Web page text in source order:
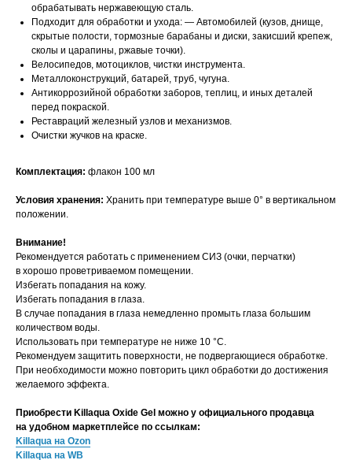
обрабатывать нержавеющую сталь.
Подходит для обработки и ухода: — Автомобилей (кузов, днище,
скрытые полости, тормозные барабаны и диски, закисший крепеж,
сколы и царапины, ржавые точки).
Велосипедов, мотоциклов, чистки инструмента.
Металлоконструкций, батарей, труб, чугуна.
Антикоррозийной обработки заборов, теплиц, и иных деталей
перед покраской.
Реставраций железный узлов и механизмов.
Очистки жучков на краске.
Комплектация: флакон 100 мл
Условия хранения: Хранить при температуре выше 0° в вертикальном
положении.
Внимание!
Рекомендуется работать с применением СИЗ (очки, перчатки)
в хорошо проветриваемом помещении.
Избегать попадания на кожу.
Избегать попадания в глаза.
В случае попадания в глаза немедленно промыть глаза большим
количеством воды.
Использовать при температуре не ниже 10 °C.
Рекомендуем защитить поверхности, не подвергающиеся обработке.
При необходимости можно повторить цикл обработки до достижения
желаемого эффекта.
Приобрести Killaqua Oxide Gel можно у официального продавца
на удобном маркетплейсе по ссылкам:
Killaqua на Ozon
Killaqua на WB